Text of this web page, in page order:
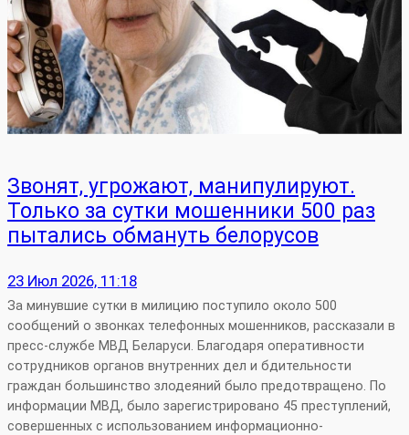
Звонят, угрожают, манипулируют.
Только за сутки мошенники 500 раз
пытались обмануть белорусов
23 Июл 2026, 11:18
За минувшие сутки в милицию поступило около 500
сообщений о звонках телефонных мошенников, рассказали в
пресс-службе МВД Беларуси. Благодаря оперативности
сотрудников органов внутренних дел и бдительности
граждан большинство злодеяний было предотвращено. По
информации МВД, было зарегистрировано 45 преступлений,
совершенных с использованием информационно-